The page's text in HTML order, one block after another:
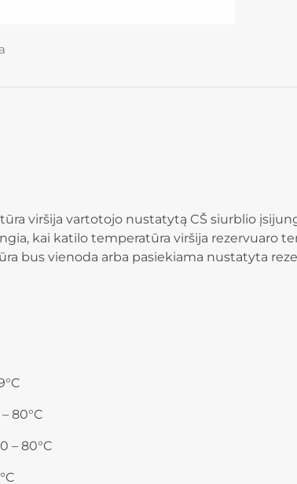
viršija vartotojo nustatytą CŠ siurblio
kai katilo temperatūra viršija rezervuaro
bus vienoda arba pasiekiama nustatyta
80°C
– 80°C